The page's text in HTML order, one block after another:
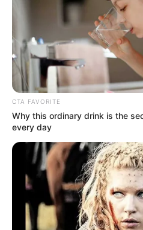
Why this ordinary drink is
best every day
CTA LOVE
CTA FAVORITE
Why this ordinary drink is the
every day